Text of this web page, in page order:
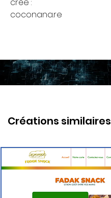
coconana.re
Créations similaires